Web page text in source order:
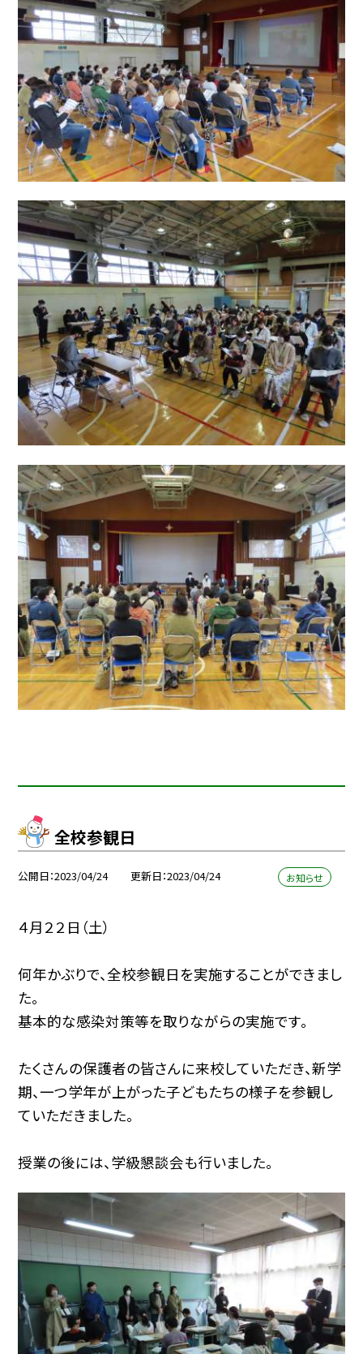
全校参観日
公開日 2023/04/24 更新日 2023/04/24 お知らせ
４月２２日（土）
何年かぶりで、全校参観日を実施することができまし
た。
基本的な感染対策等を取りながらの実施です。
たくさんの保護者の皆さんに来校していただき、新学
期、一つ学年が上がった子どもたちの様子を参観し
ていただきました。
授業の後には、学級懇談会も行いました。